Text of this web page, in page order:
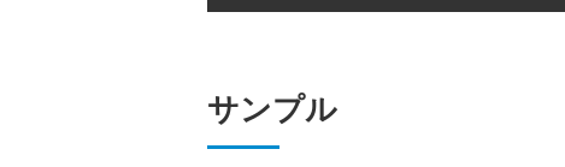
サンプル